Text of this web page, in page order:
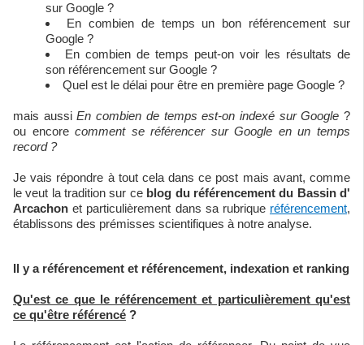
sur Google ?
En combien de temps un bon référencement sur
Google ?
En combien de temps peut-on voir les résultats de
son référencement sur Google ?
Quel est le délai pour être en première page Google ?
mais aussiEn combien de temps est-on indexé sur Google ?
ou encorecomment se référencer sur Google en un temps
record ?
Je vais répondre à tout cela dans ce post mais avant, comme
le veut la tradition sur ce blog du référencement du Bassin d'
Arcachon et particulièrement dans sa rubrique référencement,
établissons des prémisses scientifiques à notre analyse.
Il y a référencement et référencement, indexation et ranking
Qu'est ce que le référencement et particulièrement qu'est
ce qu'être référencé ?